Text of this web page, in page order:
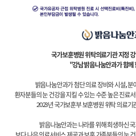
국가보훈병원 위탁의료기관 지정
"강남 밝음나눔안과가 함께
밝음나눔안과가 첨단 의료 장비와 시설,
환자분들의 눈 건강을 지킬 수 있는 수준 높은 진료
2023년 국가보훈부 보훈병원 위탁 의료기
밝음나눔안과는 나라를 위해 희생하신